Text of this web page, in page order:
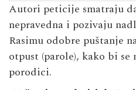
Autori peticije smatraju
nepravedna i pozivaju
Rasimu odobre puštanje
otpust (parole), kako bi
porodici.